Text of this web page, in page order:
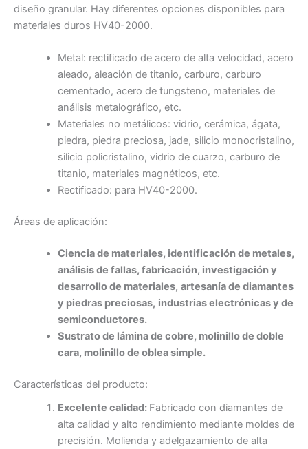
diseño granular. Hay diferentes opciones disponibles para
materiales duros HV40-2000.
Metal: rectificado de acero de alta velocidad, acero
aleado, aleación de titanio, carburo, carburo
cementado, acero de tungsteno, materiales de
análisis metalográfico, etc.
Materiales no metálicos: vidrio, cerámica, ágata,
piedra, piedra preciosa, jade, silicio monocristalino,
silicio policristalino, vidrio de cuarzo, carburo de
titanio, materiales magnéticos, etc.
Rectificado: para HV40-2000.
Áreas de aplicación:
Ciencia de materiales, identificación de metales,
análisis de fallas, fabricación, investigación y
desarrollo de materiales, artesanía de diamantes
y piedras preciosas, industrias electrónicas y de
semiconductores.
Sustrato de lámina de cobre, molinillo de doble
cara, molinillo de oblea simple.
Características del producto:
Excelente calidad: Fabricado con diamantes de
alta calidad y alto rendimiento mediante moldes de
precisión. Molienda y adelgazamiento de alta